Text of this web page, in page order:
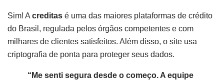
Sim! A creditas é uma das maiores plataformas de crédito
do Brasil, regulada pelos órgãos competentes e com
milhares de clientes satisfeitos. Além disso, o site usa
criptografia de ponta para proteger seus dados.
“Me senti segura desde o começo. A equipe